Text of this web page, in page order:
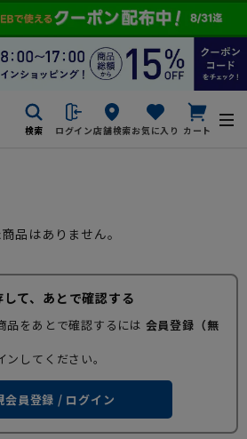
検索 ログイン店舗検索お気に入り カート
品はありません。
て、あとで確認する
品をあとで確認するには 会員登録（無
してください。
会員登録 / ログイン